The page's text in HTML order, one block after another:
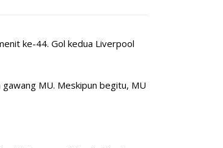
ke-44. Gol kedua Liverpool
MU. Meskipun begitu, MU